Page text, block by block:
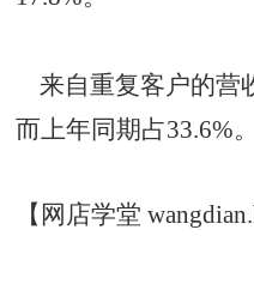
来自重复客户的营
而上年同期占33.6%。
【网店学堂